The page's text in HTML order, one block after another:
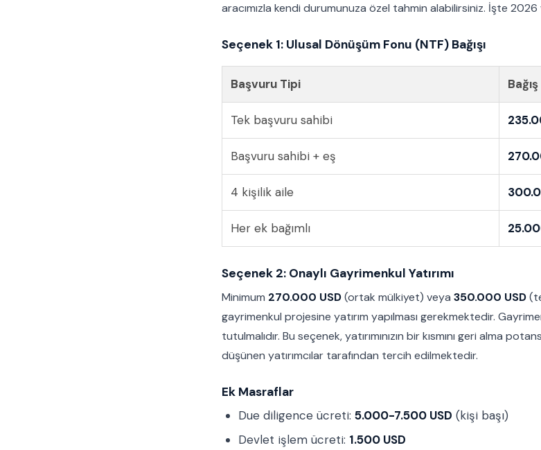
aracımızla kendi durumunuza özel tahmin alabilirsiniz. İşte 2026
Seçenek 1: Ulusal Dönüşüm Fonu (NTF) Bağışı
Başvuru Tipi
Tek başvuru sahibi
Başvuru sahibi + eş
4 kişilik aile
Her ek bağımlı
Seçenek 2: Onaylı Gayrimenkul Yatırımı
Minimum 270.000 USD(ortak mülkiyet) veya 350.000 USD
gayrimenkul projesine yatırım yapılması gerekmektedir.
tutulmalıdır. Bu seçenek, yatırımınızın bir kısmını geri alma
düşünen yatırımcılar tarafından tercih edilmektedir.
Ek Masraflar
Due diligence ücreti: 5.000-7.500 USD (kişi başı)
Devlet işlem ücreti: 1.500 USD